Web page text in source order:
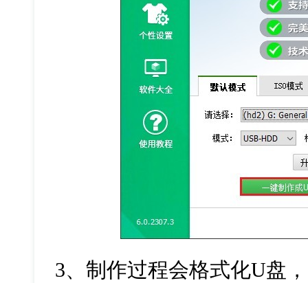
3、制作过程会格式化U盘